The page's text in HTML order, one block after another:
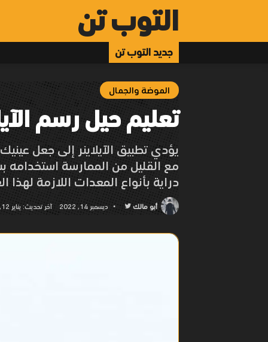
التوب تن
جديد التوب تن
الموضة والجمال
تعليم حيل رسم
يؤدي تطبيق الآيلاينر إلى جعل
مع القليل من الممارسة
دراية بأنواع المعدات اللازمة لهذا
أبو مالك
تابع
تويتر
ديسمبر 14, 2022 آخر تحديث: يناير 12, 2023